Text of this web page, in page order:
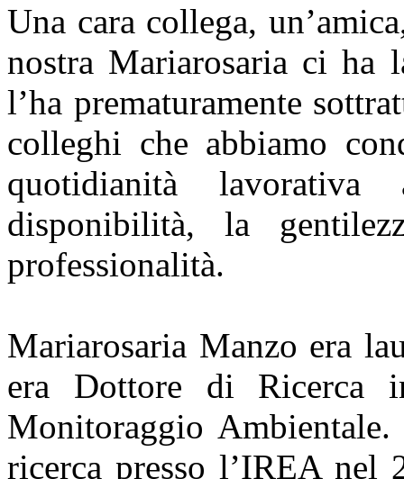
Una cara collega,
nostra Mariarosaria ci ha
l’ha prematuramente
colleghi che abbiamo
quotidianità lavorativa
disponibilità, la
professionalità.
Mariarosaria Manzo era
era Dottore di Ricerca
Monitoraggio
ricerca presso l’IREA nel